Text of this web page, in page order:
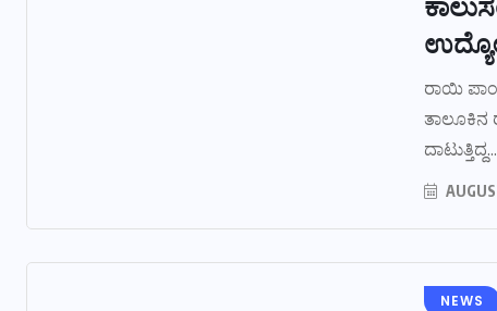
ರಾಯಿ
ತಾಲೂಕಿನ
ದಾಟುತ್ತಿದ್ದ...
NEWS